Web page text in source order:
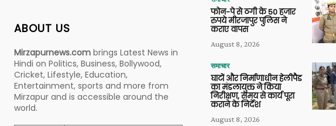
ABOUT US
Mirzapurnews.com brings Latest News in
Hindi on Politics, Business, Bollywood,
Cricket, Lifestyle, Education,
Entertainment, sports and more from
Mirzapur and is accessible around the
world.
फोन-पे से ठगी के 50 हजार
रुपये मीरजापुर पुलिस ने
कराए वापस
August 8, 2026
समाचार
घाटों और निर्माणाधीन हेलीपैड
का मंडलायुक्त ने किया
निरीक्षण, समय से कार्य पूरा
कराने के निर्देश
August 8, 2026